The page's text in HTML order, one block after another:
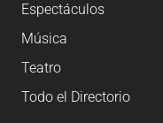
Espectáculos
Música
Teatro
Todo el Directorio